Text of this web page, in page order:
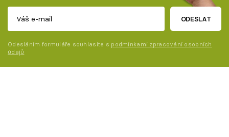
ODESLAT
Odesláním formuláře souhlasíte s podmínkami zpracování osobních
údajů